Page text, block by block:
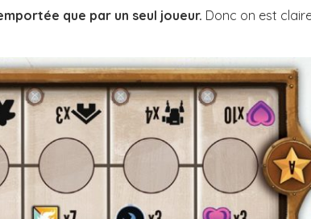
que par un seul joueur. Donc on est